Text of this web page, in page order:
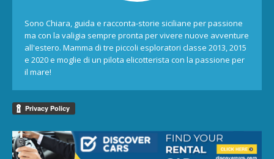
Sono Chiara, guida e racconta-storie siciliane per passione
ma con la valigia sempre pronta per vivere nuove avventure
all'estero. Mamma di tre piccoli esploratori classe 2013, 2015
e 2020 e moglie di un pilota elicotterista con la passione per
il mare!